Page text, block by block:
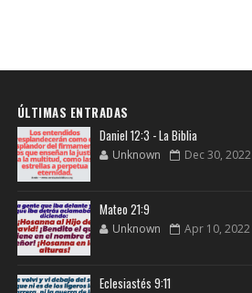
ÚLTIMAS ENTRADAS
Daniel 12:3 - La Biblia
Unknown Dec 30, 2022
Mateo 21:9
Unknown Apr 10, 2022
Eclesiastés 9:11